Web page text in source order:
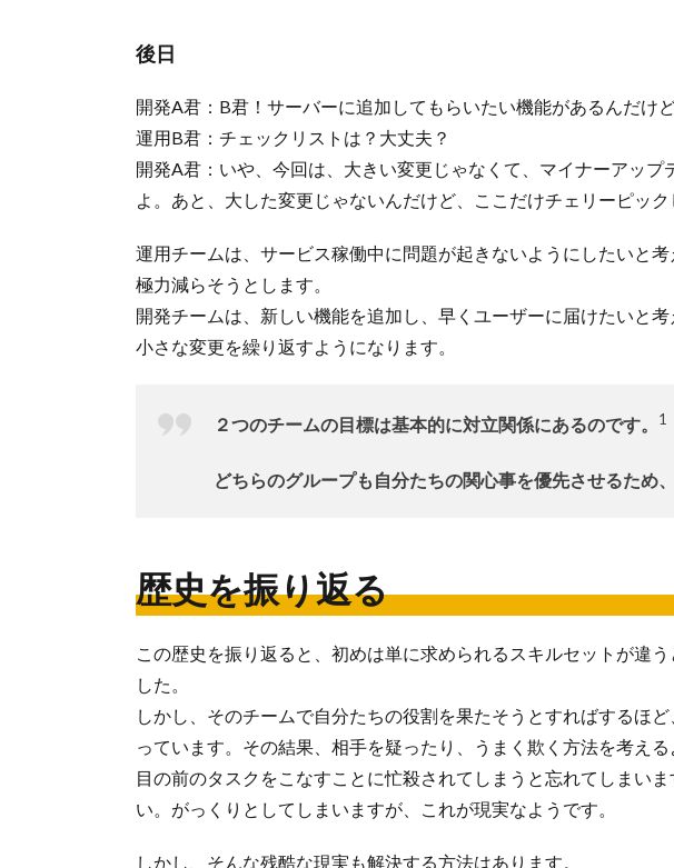
後日
開発A君：B君！サーバーに追加してもらいたい機能があるんだけど
運用B君：チェックリストは？大丈夫？
開発A君：いや、今回は、大きい変更じゃなくて、マイナーアッ
よ。あと、大した変更じゃないんだけど、ここだけチェリーピック
運用チームは、サービス稼働中に問題が起きないようにしたいと
極力減らそうとします。
開発チームは、新しい機能を追加し、早くユーザーに届けたいと
小さな変更を繰り返すようになります。
２つのチームの目標は基本的に対立関係にあるのです。 1
どちらのグループも自分たちの関心事を優先させるため
歴史を振り返る
この歴史を振り返ると、初めは単に求められるスキルセットが違
した。
しかし、そのチームで自分たちの役割を果たそうとすればするほ
っています。その結果、相手を疑ったり、うまく欺く方法を考え
目の前のタスクをこなすことに忙殺されてしまうと忘れてしまい
い。がっくりとしてしまいますが、これが現実なようです。
しかし、そんな残酷な現実も解決する方法はあります。